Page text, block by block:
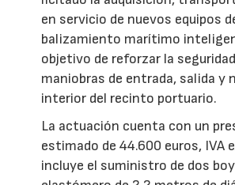
en servicio de nuevos equipos
balizamiento marítimo
objetivo de reforzar la
maniobras de entrada, salida y
interior del recinto portuario.
La actuación cuenta con un
estimado de 44.600 euros, IVA
incluye el suministro de dos